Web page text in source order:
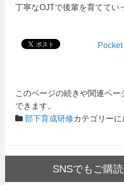
丁寧なOJTで後輩を育ててい
Pocket
このページの続きや関連ペ
できます。
部下育成研修カテゴリーに
SNSでもご購読